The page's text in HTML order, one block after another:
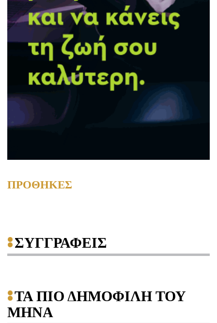
ΠΡΟΘΗΚΕΣ
ΣΥΓΓΡΑΦΕΙΣ
ΤΑ ΠΙΟ ΔΗΜΟΦΙΛΗ ΤΟΥ
ΜΗΝΑ